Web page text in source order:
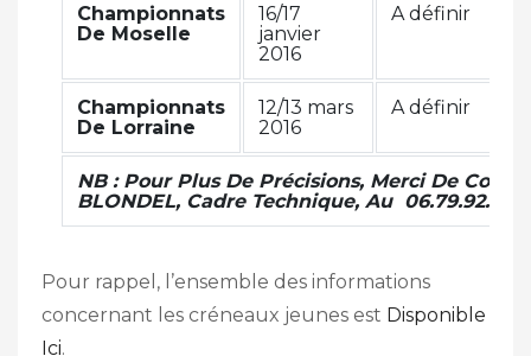
Championnats
De Moselle
16/17
janvier
2016
A définir
Championnats
De Lorraine
12/13 mars
2016
A définir
NB : Pour Plus De Précisions, Merci De
BLONDEL, Cadre Technique, Au
Pour rappel, l’ensemble des informations
concernant les créneaux jeunes est Disponible
Ici.